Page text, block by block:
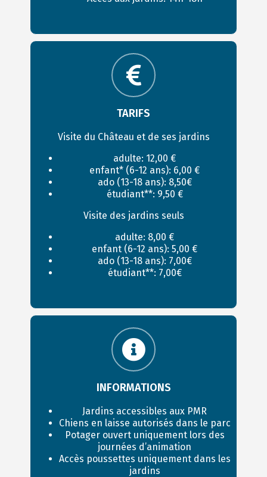
TARIFS
Visite du Château et de ses jardins
adulte: 12,00 €
enfant* (6-12 ans): 6,00 €
ado (13-18 ans): 8,50€
étudiant**: 9,50 €
Visite des jardins seuls
adulte: 8,00 €
enfant (6-12 ans): 5,00 €
ado (13-18 ans): 7,00€
étudiant**: 7,00€
INFORMATIONS
Jardins accessibles aux PMR
Chiens en laisse autorisés dans le parc
Potager ouvert uniquement lors des
journées d’animation
Accès poussettes uniquement dans les
jardins